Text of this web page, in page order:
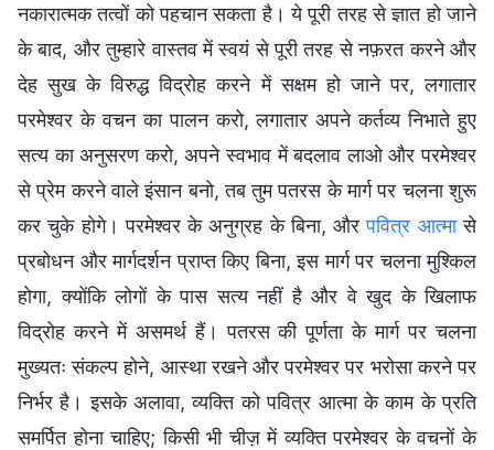
नकारात्मक तत्वों को पहचान सकता है। ये पूरी तरह से ज्ञात हो जाने
के बाद, और तुम्हारे वास्तव में स्वयं से पूरी तरह से नफ़रत करने और
देह सुख के विरुद्ध विद्रोह करने में सक्षम हो जाने पर, लगातार
परमेश्वर के वचन का पालन करो, लगातार अपने कर्तव्य निभाते हुए
सत्य का अनुसरण करो, अपने स्वभाव में बदलाव लाओ और परमेश्वर
से प्रेम करने वाले इंसान बनो, तब तुम पतरस के मार्ग पर चलना शुरू
कर चुके होगे। परमेश्वर के अनुग्रह के बिना, औरपवित्र आत्मासे
प्रबोधन और मार्गदर्शन प्राप्त किए बिना, इस मार्ग पर चलना मुश्किल
होगा, क्योंकि लोगों के पास सत्य नहीं है और वे खुद के खिलाफ
विद्रोह करने में असमर्थ हैं। पतरस की पूर्णता के मार्ग पर चलना
मुख्यतः संकल्प होने, आस्था रखने और परमेश्वर पर भरोसा करने पर
निर्भर है। इसके अलावा, व्यक्ति को पवित्र आत्मा के काम के प्रति
समर्पित होना चाहिए; किसी भी चीज़ में व्यक्ति परमेश्वर के वचनों के